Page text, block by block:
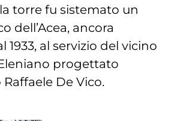
torre fu sistemato un
dell’Acea, ancora
1933, al servizio del vicino
progettato
De Vico.